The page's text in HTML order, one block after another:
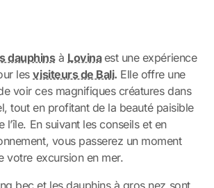
dauphinsà Lovinaest une expérience
lesvisiteurs de Bali. Elle offre une
voir ces magnifiques créatures dans
tout en profitant de la beauté paisible
En suivant les conseils et en
vous passerez un moment
votre excursion en mer.
bec et les dauphins à gros nez sont